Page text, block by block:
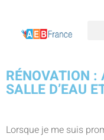
RÉNOVATION :
SALLE D’EAU
Lorsque je me suis